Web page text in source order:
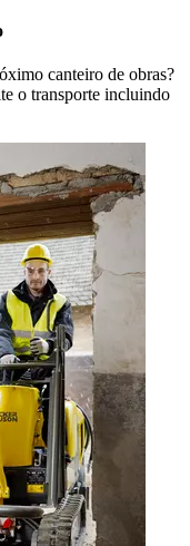
canteiro de obras?
o transporte incluindo